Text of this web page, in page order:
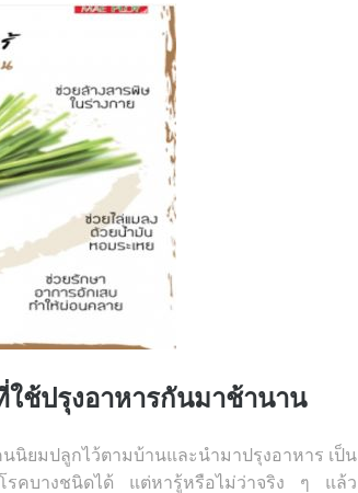
ช้ปรุงอาหารกันมาช้านาน
ยมปลูกไว้ตามบ้านและนำมาปรุงอาหาร เป็น
โรคบางชนิดได้ แต่หารู้หรือไม่ว่าจริง ๆ แล้ว